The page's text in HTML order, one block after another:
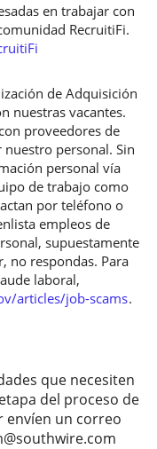
en trabajar con
RecruitiFi.
de Adquisición
nuestras vacantes.
proveedores de
personal. Sin
personal vía
de trabajo como
por teléfono o
empleos de
supuestamente
no respondas. Para
laboral,
articles/job-scams.
que necesiten
del proceso de
envíen un correo